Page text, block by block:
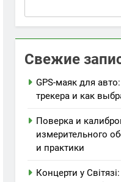
та стилю
Свежие
GPS-маяк для
трекера и как
Поверка и
измерительного
и практики
Концерти у